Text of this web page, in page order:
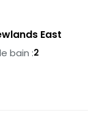
East
bain :2